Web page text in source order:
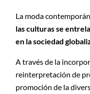
La moda
las culturas se
en la sociedad
A través de la
reinterpretación de
promoción de la